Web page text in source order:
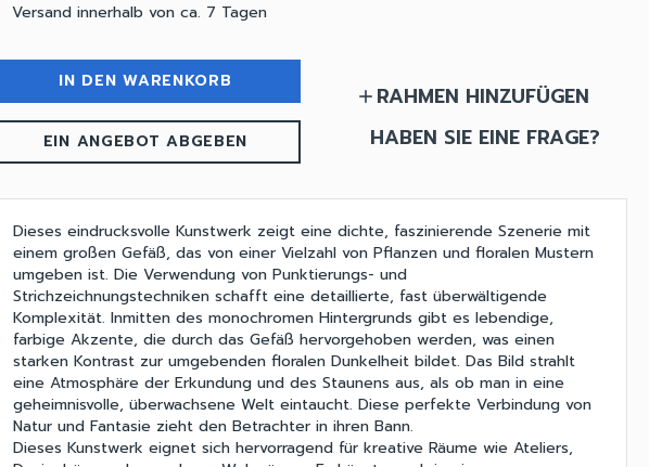
Versand innerhalb von ca. 7 Tagen
IN DEN WARENKORB
EIN ANGEBOT ABGEBEN
add RAHMEN HINZUFÜGEN
HABEN SIE EINE FRAGE?
Dieses eindrucksvolle Kunstwerk zeigt eine dichte, faszinierende Szenerie mit
einem großen Gefäß, das von einer Vielzahl von Pflanzen und floralen Mustern
umgeben ist. Die Verwendung von Punktierungs- und
Strichzeichnungstechniken schafft eine detaillierte, fast überwältigende
Komplexität. Inmitten des monochromen Hintergrunds gibt es lebendige,
farbige Akzente, die durch das Gefäß hervorgehoben werden, was einen
starken Kontrast zur umgebenden floralen Dunkelheit bildet. Das Bild strahlt
eine Atmosphäre der Erkundung und des Staunens aus, als ob man in eine
geheimnisvolle, überwachsene Welt eintaucht. Diese perfekte Verbindung von
Natur und Fantasie zieht den Betrachter in ihren Bann.
Dieses Kunstwerk eignet sich hervorragend für kreative Räume wie Ateliers,